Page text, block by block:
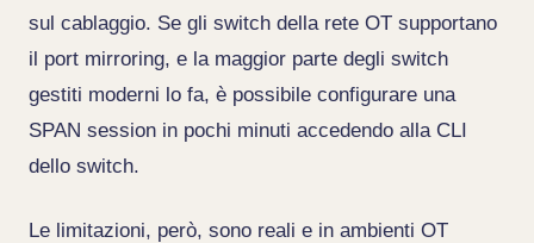
sul cablaggio. Se gli switch della rete OT supportano
il port mirroring, e la maggior parte degli switch
gestiti moderni lo fa, è possibile configurare una
SPAN session in pochi minuti accedendo alla CLI
dello switch.
Le limitazioni, però, sono reali e in ambienti OT